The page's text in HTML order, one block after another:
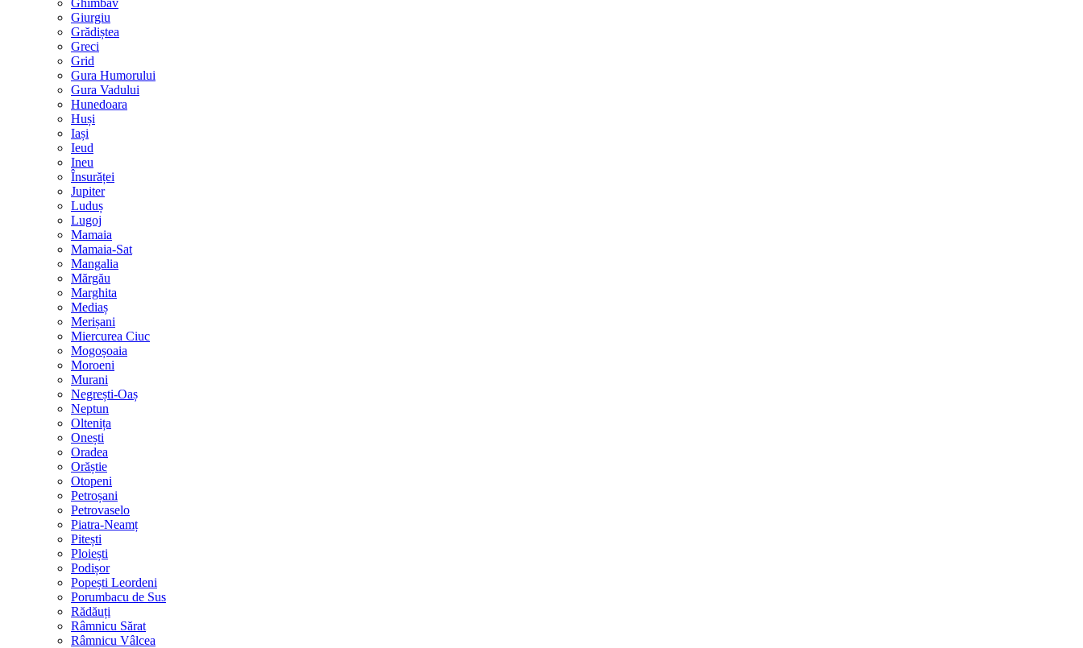
Ghimbav
Giurgiu
Grădiștea
Greci
Grid
Gura Humorului
Gura Vadului
Hunedoara
Huși
Iași
Ieud
Ineu
Însurăței
Jupiter
Luduș
Lugoj
Mamaia
Mamaia-Sat
Mangalia
Mărgău
Marghita
Mediaș
Merișani
Miercurea Ciuc
Mogoșoaia
Moroeni
Murani
Negrești-Oaș
Neptun
Oltenița
Onești
Oradea
Orăștie
Otopeni
Petroșani
Petrovaselo
Piatra-Neamț
Pitești
Ploiești
Podișor
Popești Leordeni
Porumbacu de Sus
Rădăuți
Râmnicu Sărat
Râmnicu Vâlcea